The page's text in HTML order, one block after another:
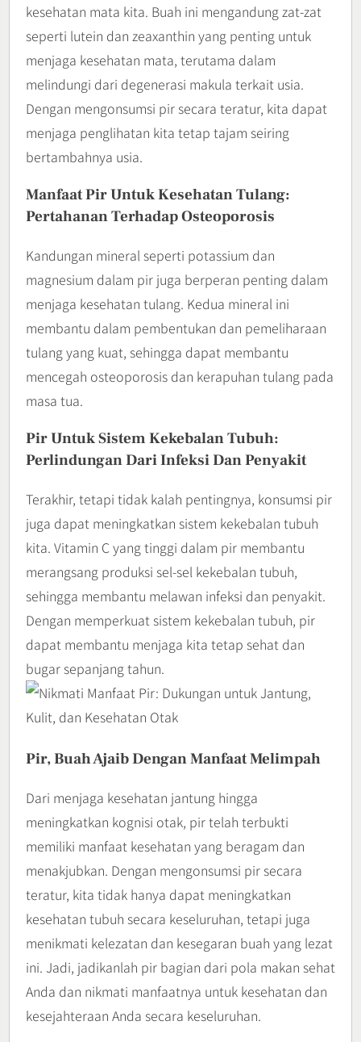
kesehatan mata kita. Buah ini mengandung zat-zat
seperti lutein dan zeaxanthin yang penting untuk
menjaga kesehatan mata, terutama dalam
melindungi dari degenerasi makula terkait usia.
Dengan mengonsumsi pir secara teratur, kita dapat
menjaga penglihatan kita tetap tajam seiring
bertambahnya usia.
Manfaat Pir Untuk Kesehatan Tulang:
Pertahanan Terhadap Osteoporosis
Kandungan mineral seperti potassium dan
magnesium dalam pir juga berperan penting dalam
menjaga kesehatan tulang. Kedua mineral ini
membantu dalam pembentukan dan pemeliharaan
tulang yang kuat, sehingga dapat membantu
mencegah osteoporosis dan kerapuhan tulang pada
masa tua.
Pir Untuk Sistem Kekebalan Tubuh:
Perlindungan Dari Infeksi Dan Penyakit
Terakhir, tetapi tidak kalah pentingnya, konsumsi pir
juga dapat meningkatkan sistem kekebalan tubuh
kita. Vitamin C yang tinggi dalam pir membantu
merangsang produksi sel-sel kekebalan tubuh,
sehingga membantu melawan infeksi dan penyakit.
Dengan memperkuat sistem kekebalan tubuh, pir
dapat membantu menjaga kita tetap sehat dan
bugar sepanjang tahun.
Pir, Buah Ajaib Dengan Manfaat Melimpah
Dari menjaga kesehatan jantung hingga
meningkatkan kognisi otak, pir telah terbukti
memiliki manfaat kesehatan yang beragam dan
menakjubkan. Dengan mengonsumsi pir secara
teratur, kita tidak hanya dapat meningkatkan
kesehatan tubuh secara keseluruhan, tetapi juga
menikmati kelezatan dan kesegaran buah yang lezat
ini. Jadi, jadikanlah pir bagian dari pola makan sehat
Anda dan nikmati manfaatnya untuk kesehatan dan
kesejahteraan Anda secara keseluruhan.